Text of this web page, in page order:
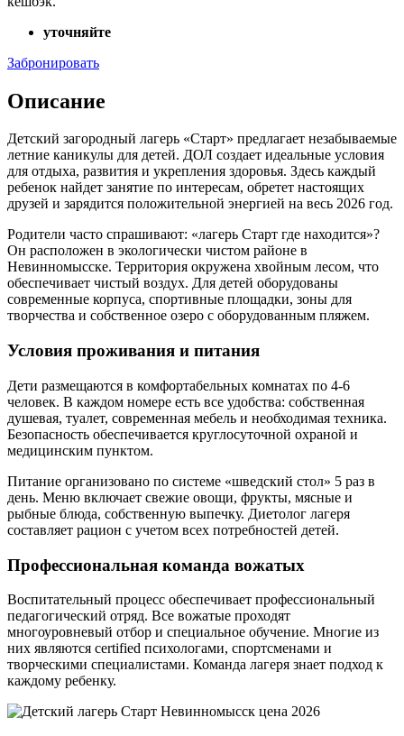
уточняйте
Забронировать
Описание
Детский загородный лагерь «Старт» предлагает незабываемые
летние каникулы для детей. ДОЛ создает идеальные условия
для отдыха, развития и укрепления здоровья. Здесь каждый
ребенок найдет занятие по интересам, обретет настоящих
друзей и зарядится положительной энергией на весь 2026 год.
Родители часто спрашивают: «лагерь Старт где находится»?
Он расположен в экологически чистом районе в
Невинномысске. Территория окружена хвойным лесом, что
обеспечивает чистый воздух. Для детей оборудованы
современные корпуса, спортивные площадки, зоны для
творчества и собственное озеро с оборудованным пляжем.
Условия проживания и питания
Дети размещаются в комфортабельных комнатах по 4-6
человек. В каждом номере есть все удобства: собственная
душевая, туалет, современная мебель и необходимая техника.
Безопасность обеспечивается круглосуточной охраной и
медицинским пунктом.
Питание организовано по системе «шведский стол» 5 раз в
день. Меню включает свежие овощи, фрукты, мясные и
рыбные блюда, собственную выпечку. Диетолог лагеря
составляет рацион с учетом всех потребностей детей.
Профессиональная команда вожатых
Воспитательный процесс обеспечивает профессиональный
педагогический отряд. Все вожатые проходят
многоуровневый отбор и специальное обучение. Многие из
них являются certified психологами, спортсменами и
творческими специалистами. Команда лагеря знает подход к
каждому ребенку.